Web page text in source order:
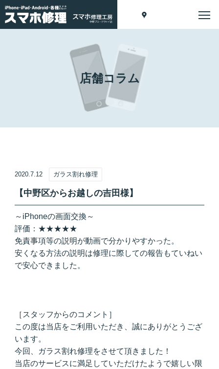
店舗コラム
2020.7.12 ガラス割れ修理
【中野区からお越しの吉田様】
～iPhoneの画面交換～
評価：★★★★★
免責事項等の説明が動画で分かりやすかった。
安くなる方法の説明は修理に際しての報告もていねい
で安心できました。
［スタッフからのコメント］
この度は当店をご利用いただき、誠にありがとうござ
います。
今回、ガラス割れ修理をさせて頂きました！
当店のサービスに満足していただけたようで嬉しい限